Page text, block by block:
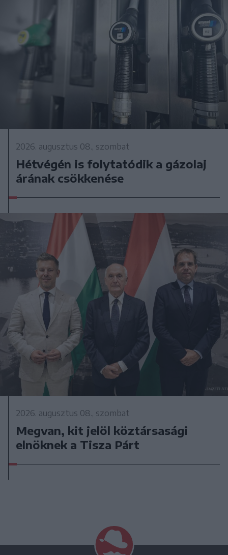
2026. augusztus 08., szombat
Hétvégén is folytatódik a gázolaj
árának csökkenése
2026. augusztus 08., szombat
Megvan, kit jelöl köztársasági
elnöknek a Tisza Párt